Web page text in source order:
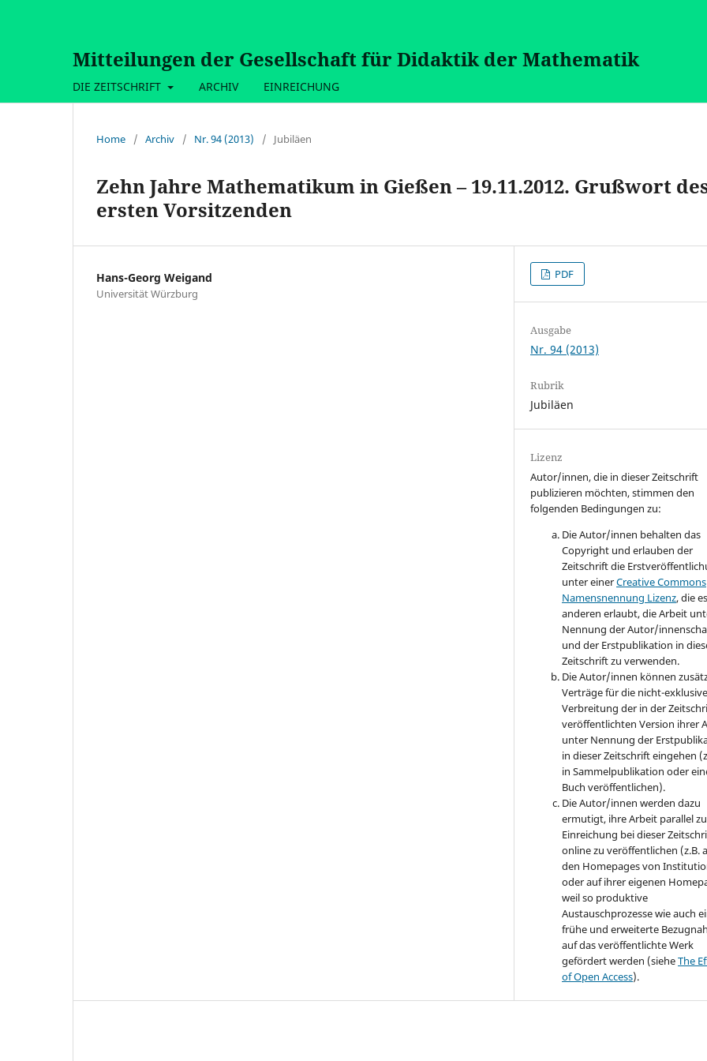
Mitteilungen der Gesellschaft für Didaktik der Mathematik
DIE ZEITSCHRIFT ARCHIV EINREICHUNG
Home / Archiv / Nr. 94 (2013) / Jubiläen
Zehn Jahre Mathematikum in Gießen – 19.11.2012. Grußwort
ersten Vorsitzenden
Hans-Georg Weigand
Universität Würzburg
PDF
Ausgabe
Nr. 94 (2013)
Rubrik
Jubiläen
Lizenz
Autor/innen, die in dieser Zeitschrift
publizieren möchten, stimmen den
folgenden Bedingungen zu:
Die Autor/innen behalten das
Copyright und erlauben der
Zeitschrift die
unter einerCreative Commons
Namensnennung Lizenz, die es
anderen erlaubt, die Arbeit
Nennung der Autor/
und der Erstpublikation in
Zeitschrift zu verwenden.
Die Autor/innen können
Verträge für die nicht-exklusive
Verbreitung der in der
veröffentlichten Version ihrer
unter Nennung der
in dieser Zeitschrift eingehen
in Sammelpublikation oder
Buch veröffentlichen).
Die Autor/innen werden dazu
ermutigt, ihre Arbeit parallel
Einreichung bei dieser
online zu veröffentlichen (z.B.
den Homepages von
oder auf ihrer eigenen
weil so produktive
Austauschprozesse wie auch
frühe und erweiterte
auf das veröffentlichte Werk
gefördert werden (sieheThe
of Open Access).